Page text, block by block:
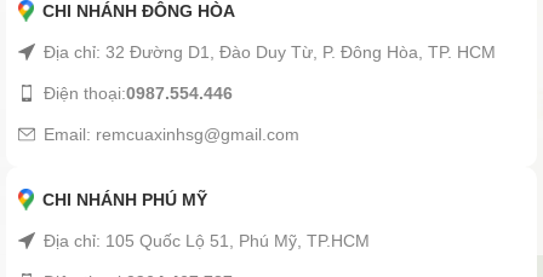
CHI NHÁNH ĐÔNG HÒA
Địa chỉ: 32 Đường D1, Đào Duy Từ, P. Đông Hòa, TP. HCM
Điện thoại:0987.554.446
Email: remcuaxinhsg@gmail.com
CHI NHÁNH PHÚ MỸ
Địa chỉ: 105 Quốc Lộ 51, Phú Mỹ, TP.HCM